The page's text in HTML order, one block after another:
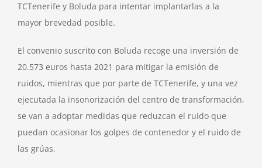
TCTenerife y Boluda para intentar implantarlas a la
mayor brevedad posible.
El convenio suscrito con Boluda recoge una inversión de
20.573 euros hasta 2021 para mitigar la emisión de
ruidos, mientras que por parte de TCTenerife, y una vez
ejecutada la insonorización del centro de transformación,
se van a adoptar medidas que reduzcan el ruido que
puedan ocasionar los golpes de contenedor y el ruido de
las grúas.